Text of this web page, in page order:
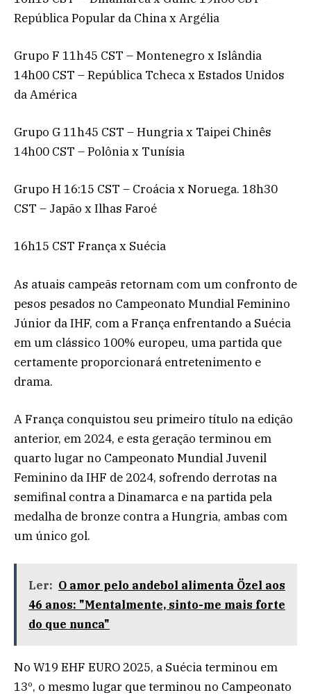
República Popular da China x Argélia
Grupo F 11h45 CST – Montenegro x Islândia
14h00 CST – República Tcheca x Estados Unidos
da América
Grupo G 11h45 CST – Hungria x Taipei Chinês
14h00 CST – Polônia x Tunísia
Grupo H 16:15 CST – Croácia x Noruega. 18h30
CST – Japão x Ilhas Faroé
16h15 CST França x Suécia
As atuais campeãs retornam com um confronto de
pesos pesados ​​no Campeonato Mundial Feminino
Júnior da IHF, com a França enfrentando a Suécia
em um clássico 100% europeu, uma partida que
certamente proporcionará entretenimento e
drama.
A França conquistou seu primeiro título na edição
anterior, em 2024, e esta geração terminou em
quarto lugar no Campeonato Mundial Juvenil
Feminino da IHF de 2024, sofrendo derrotas na
semifinal contra a Dinamarca e na partida pela
medalha de bronze contra a Hungria, ambas com
um único gol.
Ler: O amor pelo andebol alimenta Özel aos
46 anos: "Mentalmente, sinto-me mais forte
do que nunca"
No W19 EHF EURO 2025, a Suécia terminou em
13º, o mesmo lugar que terminou no Campeonato